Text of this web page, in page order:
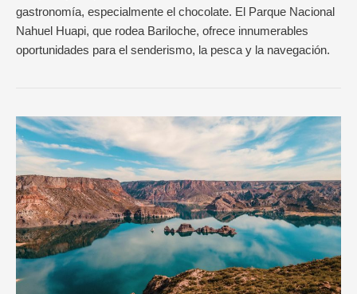
gastronomía, especialmente el chocolate. El Parque Nacional
Nahuel Huapi, que rodea Bariloche, ofrece innumerables
oportunidades para el senderismo, la pesca y la navegación.